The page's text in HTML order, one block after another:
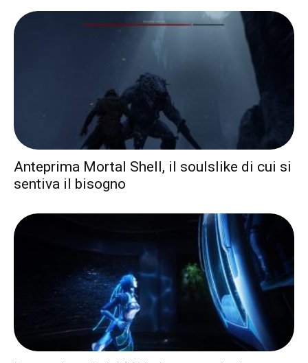
Anteprima Mortal Shell, il soulslike di cui si
sentiva il bisogno